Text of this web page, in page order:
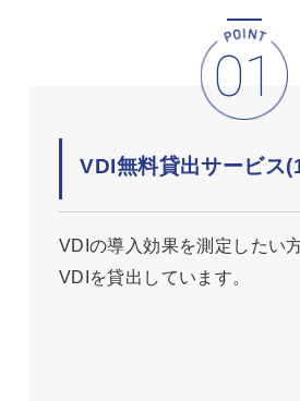
VDI無料貸出サービス
VDIの導入効果を測定したい
VDIを貸出しています。